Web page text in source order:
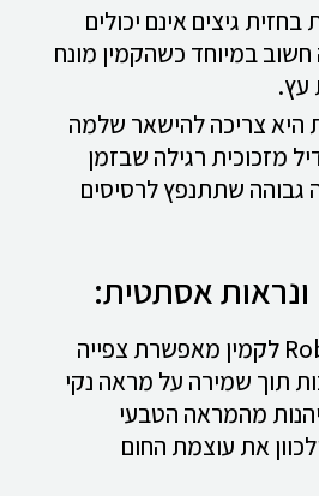
גיצים אינם יכולים
במיוחד כשהקמין מונח
עץ.
היא צריכה להישאר שלמה
מזכוכית רגילה שבזמן
שתתנפץ לרסיסים
ונראות אסתטית:
זכוכית קרמית Robax לקמין מאפשרת צפייה
תוך שמירה על מראה נקי
מהמראה הטבעי
את עוצמת החום